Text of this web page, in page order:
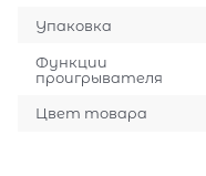
Упаковка
Функции
проигрывателя
Цвет товара